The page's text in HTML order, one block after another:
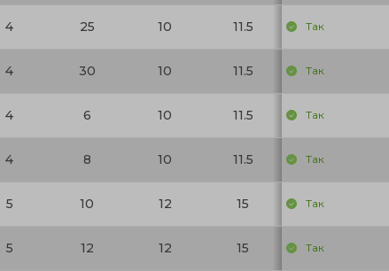
4 25 10 11.5 Так
4 30 10 11.5 Так
4 6 10 11.5 Так
4 8 10 11.5 Так
5 10 12 15 Так
5 12 12 15 Так